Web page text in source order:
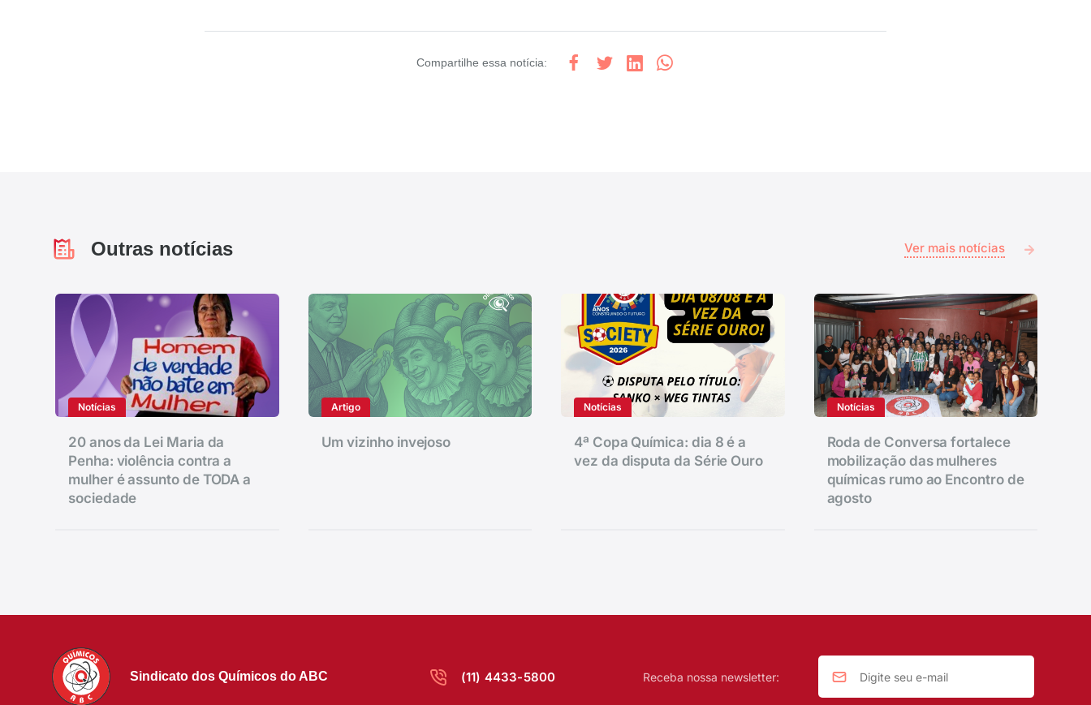
Compartilhe essa notícia:
Outras notícias Ver mais notícias
Notícias
20 anos da Lei Maria da
Penha: violência contra a
mulher é assunto de TODA a
sociedade
Artigo
Um vizinho invejoso
Notícias
4ª Copa Química: dia 8 é a
vez da disputa da Série Ouro
Notícias
Roda de Conversa fortalece
mobilização das mulheres
químicas rumo ao Encontro de
agosto
Sindicato dos Químicos do ABC (11) 4433-5800 Receba nossa newsletter: